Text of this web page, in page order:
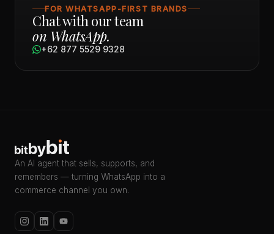
FOR WHATSAPP-FIRST BRANDS
Chat with our team
on WhatsApp.
+62 877 5529 9328
An AI agent that sells, supports, and
remembers — turning WhatsApp into a
commerce channel you own.